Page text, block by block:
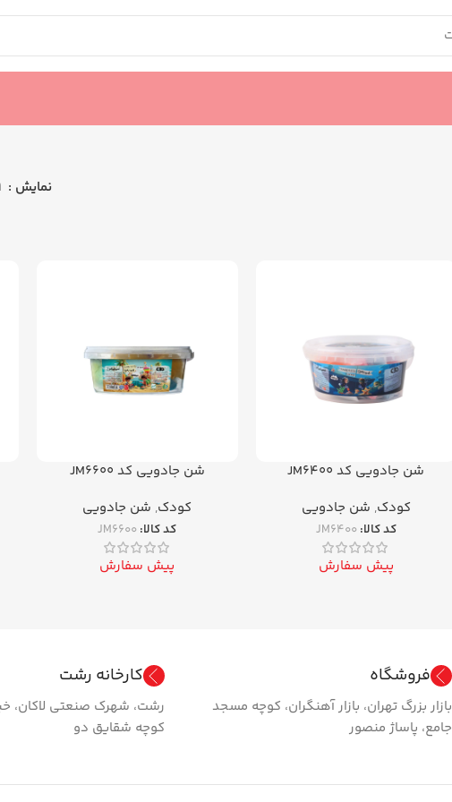
نمایش
شن جادویی کد JM6400
کودک, شن جادویی
کد کالا:JM6400
پیش سفارش
شن جادویی کد JM6600
کودک, شن جادویی
کد کالا:JM6600
پیش سفارش
فروشگاه
بازار بزرگ تهران، بازار آهنگران، کوچه مسجد
جامع، پاساژ منصور
کارخانه رشت
رشت، شهرک صنعتی لاکان،
کوچه شقایق دو